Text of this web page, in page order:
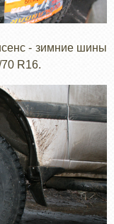
- зимние шины
R16.